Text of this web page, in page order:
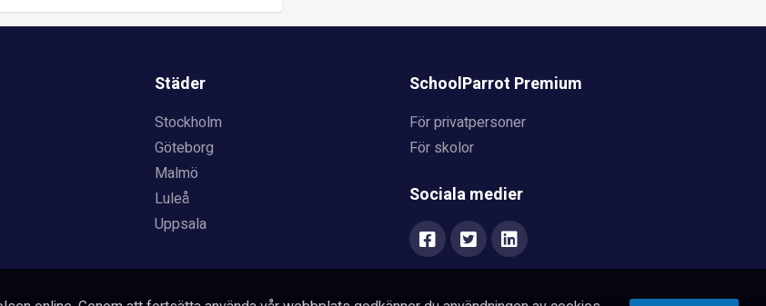
Städer
Stockholm
Göteborg
Malmö
Luleå
Uppsala
SchoolParrot Premium
För privatpersoner
För skolor
Sociala medier